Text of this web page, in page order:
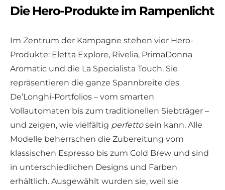
Die Hero-Produkte im Rampenlicht
Im Zentrum der Kampagne stehen vier Hero-
Produkte: Eletta Explore, Rivelia, PrimaDonna
Aromatic und die La Specialista Touch. Sie
repräsentieren die ganze Spannbreite des
De’Longhi-Portfolios – vom smarten
Vollautomaten bis zum traditionellen Siebträger –
und zeigen, wie vielfältig perfettosein kann. Alle
Modelle beherrschen die Zubereitung vom
klassischen Espresso bis zum Cold Brew und sind
in unterschiedlichen Designs und Farben
erhältlich. Ausgewählt wurden sie, weil sie